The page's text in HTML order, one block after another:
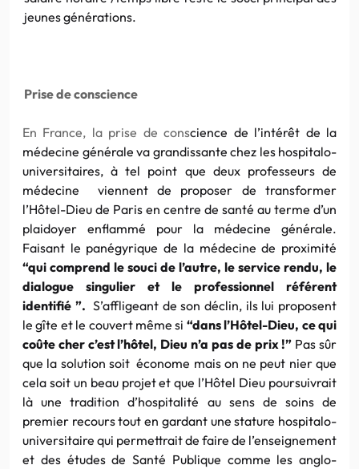
jeunes générations.
Prise de conscience
En France, la prise de conscience de l’intérêt de la
médecine générale va grandissante chez les hospitalo-
universitaires, à tel point que deux professeurs de
médecine viennent de proposer de transformer
l’Hôtel-Dieu de Paris en centre de santé au terme d’un
plaidoyer enflammé pour la médecine générale.
Faisant le panégyrique de la médecine de proximité
“qui comprend le souci de l’autre, le service rendu, le
dialogue singulier et le professionnel référent
identifié ”. S’affligeant de son déclin, ils lui proposent
le gîte et le couvert même si “dans l’Hôtel-Dieu, ce qui
coûte cher c’est l’hôtel, Dieu n’a pas de prix !” Pas sûr
que la solution soit économe mais on ne peut nier que
cela soit un beau projet et que l’Hôtel Dieu poursuivrait
là une tradition d’hospitalité au sens de soins de
premier recours tout en gardant une stature hospitalo-
universitaire qui permettrait de faire de l’enseignement
et des études de Santé Publique comme les anglo-